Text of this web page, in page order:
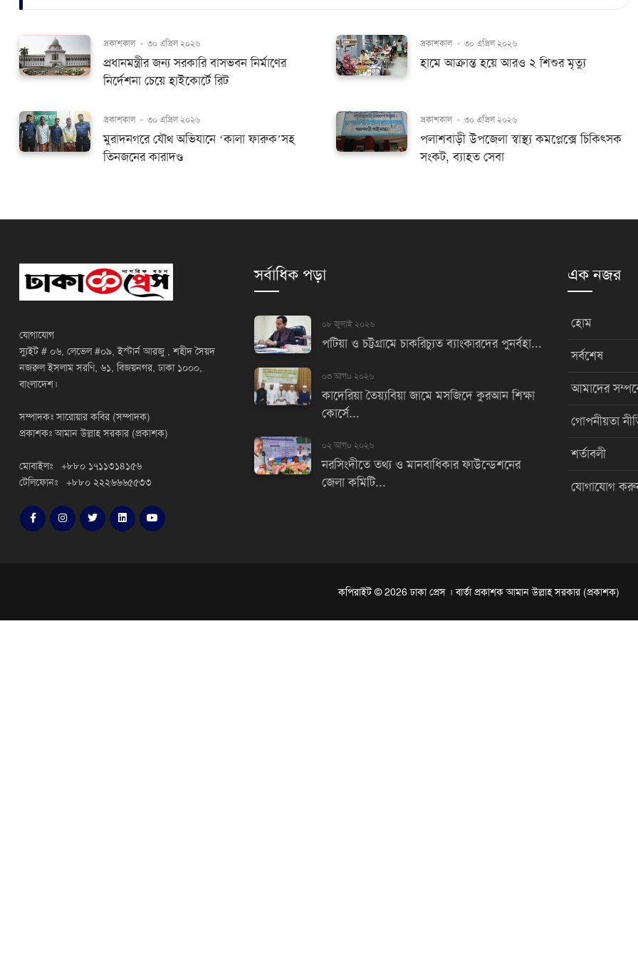
প্রকাশকাল - ৩০ এপ্রিল ২০২৬
প্রধানমন্ত্রীর জন্য সরকারি বাসভবন নির্মাণের
নির্দেশনা চেয়ে হাইকোর্টে রিট
প্রকাশকাল - ৩০ এপ্রিল ২০২৬
হামে আক্রান্ত হয়ে আরও ২ শিশুর মৃত্যু
প্রকাশকাল - ৩০ এপ্রিল ২০২৬
মুরাদনগরে যৌথ অভিযানে ‘কালা ফারুক’সহ
তিনজনের কারাদণ্ড
প্রকাশকাল - ৩০ এপ্রিল ২০২৬
পলাশবাড়ী উপজেলা স্বাস্থ্য কমপ্লেক্সে চিকিৎসক
সংকট, ব্যাহত সেবা
যোগাযোগ
স্যুইট # ০৬, লেভেল #০৯, ইস্টার্ন আরজু , শহীদ সৈয়দ
নজরুল ইসলাম সরণি, ৬১, বিজয়নগর, ঢাকা ১০০০,
বাংলাদেশ।
সম্পাদকঃ সারোয়ার কবির (সম্পাদক)
প্রকাশকঃ আমান উল্লাহ সরকার (প্রকাশক)
মোবাইলঃ +৮৮০ ১৭১১৩১৪১৫৬
টেলিফোনঃ +৮৮০ ২২২৬৬৬৫৫৩৩
সর্বাধিক পড়া
০৮ জুলাই ২০২৬
পটিয়া ও চট্টগ্রামে চাকরিচ্যুত ব্যাংকারদের পুনর্বহা...
০৩ আগu ২০২৬
কাদেরিয়া তৈয়্যবিয়া জামে মসজিদে কুরআন শিক্ষা
কোর্সে...
০২ আগu ২০২৬
নরসিংদীতে তথ্য ও মানবাধিকার ফাউন্ডেশনের
জেলা কমিটি...
এক নজর
হোম
সর্বশেষ
আমাদের
গোপনীয়তা
শর্তাবলী
যোগাযোগ
কপিরাইট © 2026 ঢাকা প্রেস । বার্তা প্রকাশক আমান উল্লাহ সরকার (প্রকাশক)